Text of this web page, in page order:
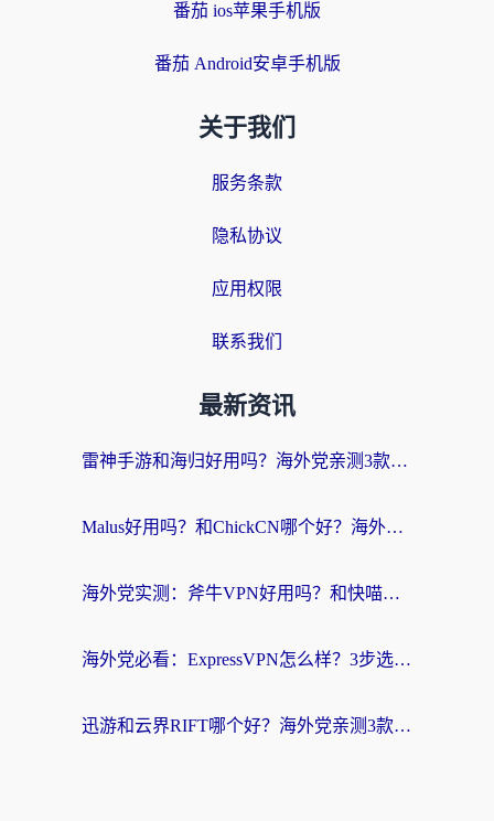
番茄 ios苹果手机版
番茄 Android安卓手机版
关于我们
服务条款
隐私协议
应用权限
联系我们
最新资讯
雷神手游和海归好用吗？海外党亲测3款热门回国加速器+番茄加速器深度体验
Malus好用吗？和ChickCN哪个好？海外党亲测：选对回国加速器，追剧游戏不卡顿
海外党实测：斧牛VPN好用吗？和快喵VPN对比哪个回国效果更好？附3款热门加速器深度分析
海外党必看：ExpressVPN怎么样？3步选对回国加速器，无缝刷国内剧玩手游
迅游和云界RIFT哪个好？海外党亲测3款回国加速器，教你无缝刷国内剧玩游戏